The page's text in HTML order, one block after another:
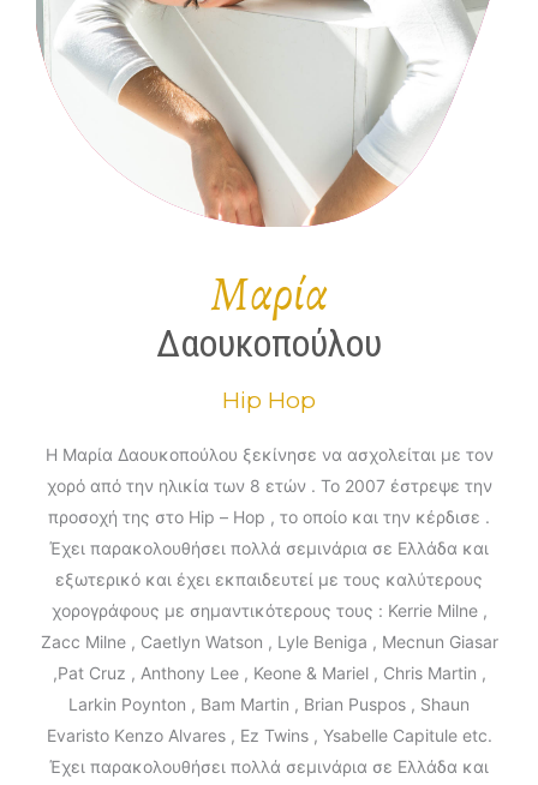
Μαρία
Δαουκοπούλου
Hip Hop
Η Μαρία Δαουκοπούλου ξεκίνησε να ασχολείται με τον
χορό από την ηλικία των 8 ετών . Το 2007 έστρεψε την
προσοχή της στο Hip – Hop , το οποίο και την κέρδισε .
Έχει παρακολουθήσει πολλά σεμινάρια σε Ελλάδα και
εξωτερικό και έχει εκπαιδευτεί με τους καλύτερους
χορογράφους με σημαντικότερους τους : Kerrie Milne ,
Zacc Milne , Caetlyn Watson , Lyle Beniga , Mecnun Giasar
,Pat Cruz , Anthony Lee , Keone & Mariel , Chris Martin ,
Larkin Poynton , Bam Martin , Brian Puspos , Shaun
Evaristo Κenzo Alvares , Ez Twins , Ysabelle Capitule etc.
Έχει παρακολουθήσει πολλά σεμινάρια σε Ελλάδα και